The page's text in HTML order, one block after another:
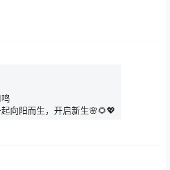
向阳而生，开启新生🌸🌻💖